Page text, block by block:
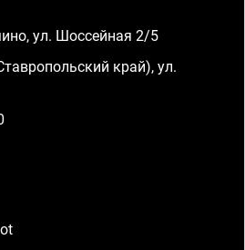
ул. Шоссейная 2/5
край), ул.